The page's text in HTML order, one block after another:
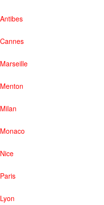
Antibes
Cannes
Marseille
Menton
Milan
Monaco
Nice
Paris
Lyon